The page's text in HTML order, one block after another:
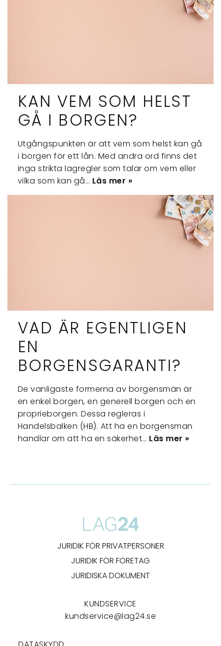
KAN VEM SOM HELST
GÅ I BORGEN?
Utgångspunkten är att vem som helst kan gå
i borgen för ett lån. Med andra ord finns det
inga strikta lagregler som talar om vem eller
vilka som kan gå… Läs mer »
VAD ÄR EGENTLIGEN
EN
BORGENSGARANTI?
De vanligaste formerna av borgensmän är
en enkel borgen, en generell borgen och en
proprieborgen. Dessa regleras i
Handelsbalken (HB). Att ha en borgensman
handlar om att ha en säkerhet… Läs mer »
JURIDIK FÖR PRIVATPERSONER
JURIDIK FÖR FÖRETAG
JURIDISKA DOKUMENT
KUNDSERVICE
kundservice@lag24.se